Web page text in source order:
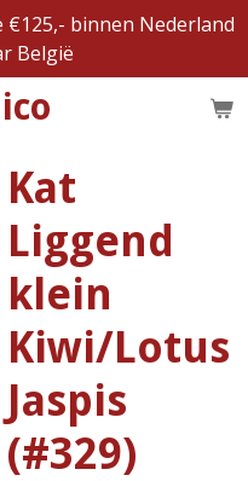
binnen Nederland
België
Kat
Liggend
klein
Kiwi/Lotus
Jaspis
(#329)